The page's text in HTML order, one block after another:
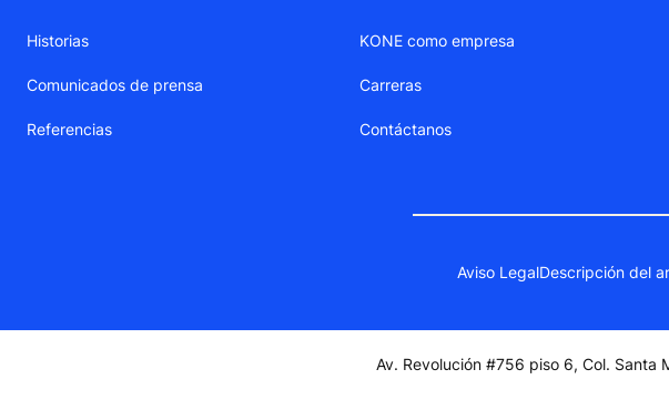
Historias
Comunicados de prensa
Referencias
KONE como empresa
Carreras
Contáctanos
Aviso LegalDescripción del
Av. Revolución #756 piso 6, Col. Santa